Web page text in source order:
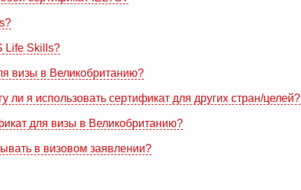
Life Skills?
визы в Великобританию?
я использовать сертификат для других стран/целей?
для визы в Великобританию?
в визовом заявлении?